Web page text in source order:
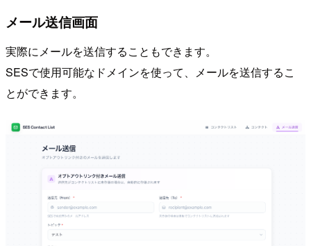
メール送信画面
実際にメールを送信することもできます。
SESで使用可能なドメインを使って、メールを送信するこ
とができます。